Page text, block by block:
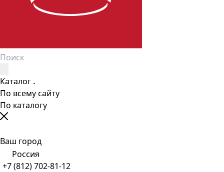
Каталог
По всему сайту
По каталогу
Ваш город
Россия
+7 (812) 702-81-12